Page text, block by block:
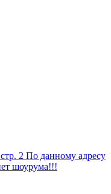
2 По данному адресу
шоурума!!!